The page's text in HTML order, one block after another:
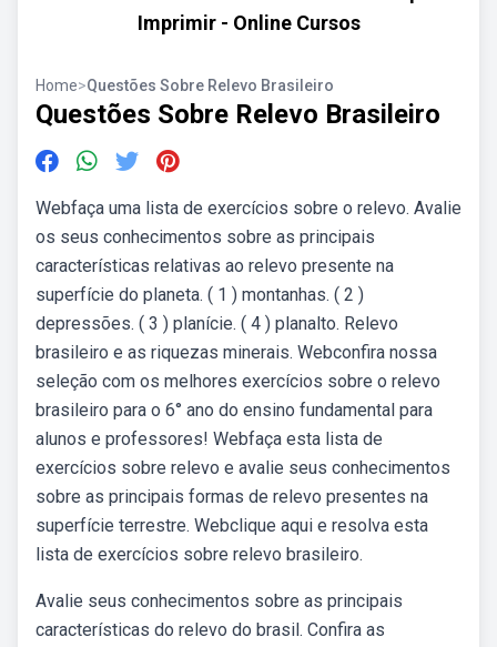
Imprimir - Online Cursos
Home>Questões Sobre Relevo Brasileiro
Questões Sobre Relevo Brasileiro
Webfaça uma lista de exercícios sobre o relevo. Avalie
os seus conhecimentos sobre as principais
características relativas ao relevo presente na
superfície do planeta. ( 1 ) montanhas. ( 2 )
depressões. ( 3 ) planície. ( 4 ) planalto. Relevo
brasileiro e as riquezas minerais. Webconfira nossa
seleção com os melhores exercícios sobre o relevo
brasileiro para o 6° ano do ensino fundamental para
alunos e professores! Webfaça esta lista de
exercícios sobre relevo e avalie seus conhecimentos
sobre as principais formas de relevo presentes na
superfície terrestre. Webclique aqui e resolva esta
lista de exercícios sobre relevo brasileiro.
Avalie seus conhecimentos sobre as principais
características do relevo do brasil. Confira as